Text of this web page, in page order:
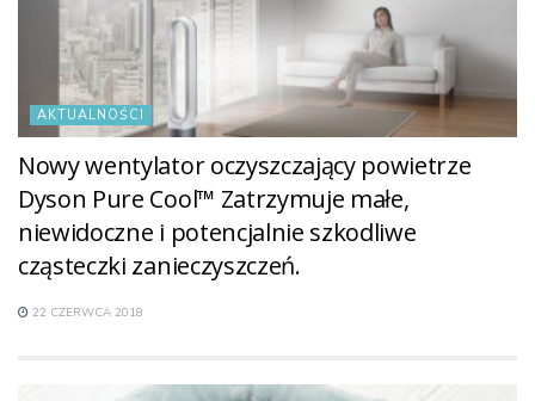
AKTUALNOŚCI
Nowy wentylator oczyszczający powietrze
Dyson Pure Cool™ Zatrzymuje małe,
niewidoczne i potencjalnie szkodliwe
cząsteczki zanieczyszczeń.
22 CZERWCA 2018